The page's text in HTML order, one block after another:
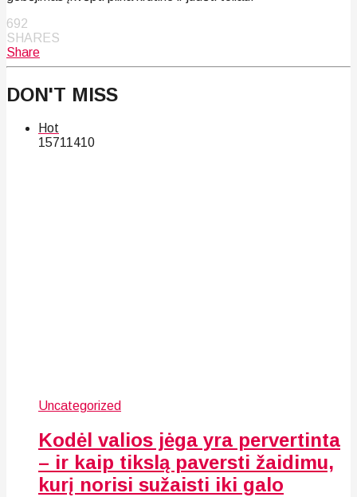
692
SHARES
Share
DON'T MISS
Hot
15711410
Uncategorized
Kodėl valios jėga yra pervertinta
– ir kaip tikslą paversti žaidimu,
kurį norisi sužaisti iki galo